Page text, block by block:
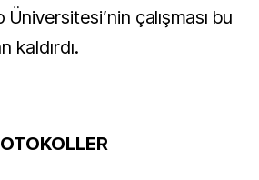
çalışması bu
kaldırdı.